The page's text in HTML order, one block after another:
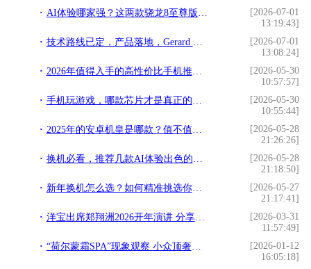
AI体验哪家强？这两款骁龙8至尊版旗舰把智能玩明白了
[2026-07-01
13:19:43]
技术路线已定，产品落地，Gerard Williams离职影响有限
[2026-07-01
13:08:24]
2026年值得入手的高性价比手机推荐，“甜点机”性能新定义
[2026-05-30
10:57:57]
手机玩游戏，哪款芯片才是真正的硬核实力派？
[2026-05-30
10:55:44]
2025年的安卓机皇是哪款？值不值得买？
[2026-05-28
21:26:26]
换机必看，推荐几款AI体验出色的旗舰手机
[2026-05-28
21:18:50]
新年换机怎么选？如何精准挑选你的“本命旗舰”？
[2026-05-27
21:17:41]
洋宝出席郑翔洲2026开年演讲 分享“企业家权威IP打造
[2026-03-31
11:57:49]
“荷尔蒙霜SPA”现象观察 小众顶奢如何悄然定义精英女性“抗衰”新标准？
[2026-01-12
16:05:18]